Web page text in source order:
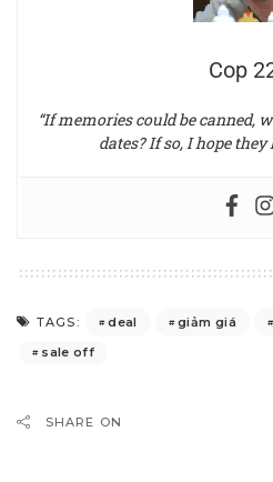
Cop
“If memories could be canned,
dates? If so, I hope
TAGS: deal giảm giá
sale off
SHARE ON